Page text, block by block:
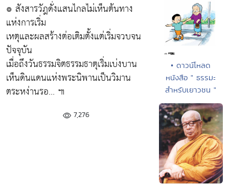
๏ สังสารวัฎดั่งแสนไกลไม่เห็นต้นทาง
แห่งการเริ่ม
เหตุและผลสร้างต่อเติมตั้งแต่เริ่มจวบจน
ปัจจุบัน
เมื่อถึงวันธรรมจิตธรรมธาตุเริ่มเบ่งบาน
เห็นดินแดนแห่งพระนิพานเป็นวิมาน
ตระหง่านรอ... ๚
7,276
• ดาวน์โหลด
หนังสือ " ธรรมะ
สำหรับเยาวชน "